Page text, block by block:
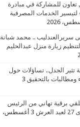
للمشاركة في مبادرة
الخدمات المصرفية
سريرالعندليب .. محمد شبانة
زيارة منزل عبدالحليم
تثير الجدل.. تساؤلات حول
ومطالبات بالتحقيق 3
برقية تهاني من الرئيس
3 أغسطس،